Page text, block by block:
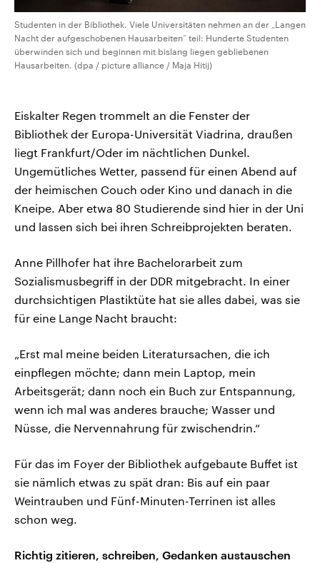
Studenten in der Bibliothek. Viele Universitäten nehmen an der „Langen
Nacht der aufgeschobenen Hausarbeiten“ teil: Hunderte Studenten
überwinden sich und beginnen mit bislang liegen gebliebenen
Hausarbeiten. (dpa / picture alliance / Maja Hitij)
Eiskalter Regen trommelt an die Fenster der
Bibliothek der Europa-Universität Viadrina, draußen
liegt Frankfurt/Oder im nächtlichen Dunkel.
Ungemütliches Wetter, passend für einen Abend auf
der heimischen Couch oder Kino und danach in die
Kneipe. Aber etwa 80 Studierende sind hier in der Uni
und lassen sich bei ihren Schreibprojekten beraten.
Anne Pillhofer hat ihre Bachelorarbeit zum
Sozialismusbegriff in der DDR mitgebracht. In einer
durchsichtigen Plastiktüte hat sie alles dabei, was sie
für eine Lange Nacht braucht:
„Erst mal meine beiden Literatursachen, die ich
einpflegen möchte; dann mein Laptop, mein
Arbeitsgerät; dann noch ein Buch zur Entspannung,
wenn ich mal was anderes brauche; Wasser und
Nüsse, die Nervennahrung für zwischendrin.“
Für das im Foyer der Bibliothek aufgebaute Buffet ist
sie nämlich etwas zu spät dran: Bis auf ein paar
Weintrauben und Fünf-Minuten-Terrinen ist alles
schon weg.
Richtig zitieren, schreiben, Gedanken austauschen